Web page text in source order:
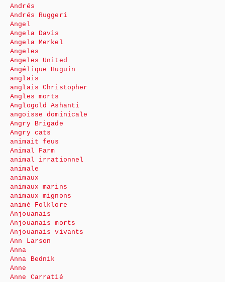
Andrés
Andrés Ruggeri
Angel
Angela Davis
Angela Merkel
Angeles
Angeles United
Angélique Huguin
anglais
anglais Christopher
Angles morts
Anglogold Ashanti
angoisse dominicale
Angry Brigade
Angry cats
animait feus
Animal Farm
animal irrationnel
animale
animaux
animaux marins
animaux mignons
animé Folklore
Anjouanais
Anjouanais morts
Anjouanais vivants
Ann Larson
Anna
Anna Bednik
Anne
Anne Carratié